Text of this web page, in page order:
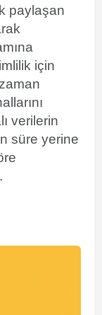
paylaşan
için
zaman
verilerin
süre yerine